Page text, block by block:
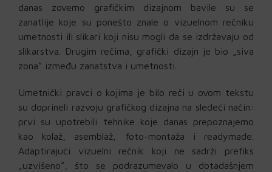
danas zovemo grafičkim dizajnom bavile su se
zanatlije koje su ponešto znale o vizuelnom rečniku
umetnosti ili slikari koji nisu mogli da se izdržavaju od
slikarstva. Drugim rečima, grafički dizajn je bio „siva
zona” između zanatstva i umetnosti.
Umetnički pravci o kojima je bilo reči u ovom tekstu
su doprineli razvoju grafičkog dizajna na sledeći način:
prvi su upotrebili tehnike koje danas prepoznajemo
kao kolaž, asemblaž, foto-montaža i readymade.
Adaptirajući vizuelni rečnik koji ne sadrži prefiks
„uzvišeno”, što se podrazumevalo u dotadašnjem